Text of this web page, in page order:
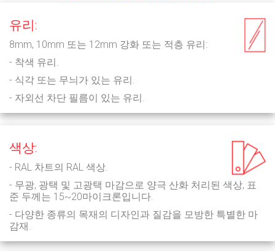
유리:
8mm, 10mm 또는 12mm 강화 또는 적층 유리:
- 착색 유리.
- 식각 또는 무늬가 있는 유리.
- 자외선 차단 필름이 있는 유리.
색상:
- RAL 차트의 RAL 색상.
- 무광, 광택 및 고광택 마감으로 양극 산화 처리된 색상, 표
준 두께는 15~20마이크론입니다.
- 다양한 종류의 목재의 디자인과 질감을 모방한 특별한 마
감재.